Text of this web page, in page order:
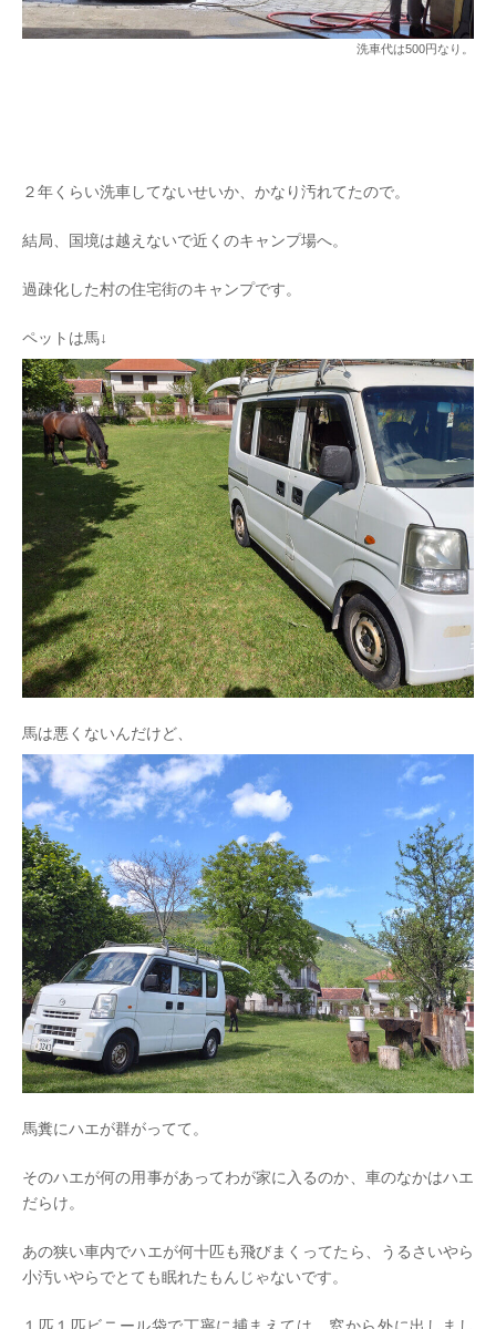
洗車代は500円なり。
２年くらい洗車してないせいか、かなり汚れてたので。
結局、国境は越えないで近くのキャンプ場へ。
過疎化した村の住宅街のキャンプです。
ペットは馬↓
馬は悪くないんだけど、
馬糞にハエが群がってて。
そのハエが何の用事があってわが家に入るのか、車のなかはハエ
だらけ。
あの狭い車内でハエが何十匹も飛びまくってたら、うるさいやら
小汚いやらでとても眠れたもんじゃないです。